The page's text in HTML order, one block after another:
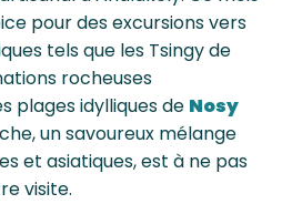
pour des excursions vers
tels que les Tsingy de
rocheuses
plages idylliques de Nosy
un savoureux mélange
et asiatiques, est à ne pas
visite.